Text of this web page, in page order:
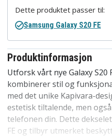
Produktinformasjon
Utforsk vårt nye Galaxy S20
kombinerer stil og
med det unike Kapivara-
estetisk tiltalende, men
telefonen din. Dette
FE og tilbyr utmerket
Dette produktet passer til:
Samsung Galaxy S20 FE